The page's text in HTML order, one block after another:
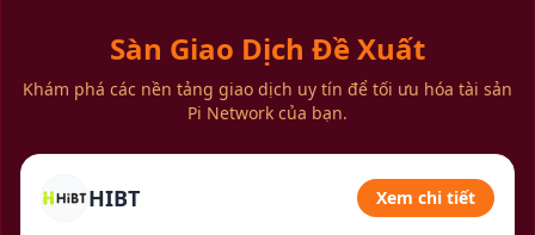
Sàn Giao Dịch Đề Xuất
Khám phá các nền tảng giao dịch uy tín để tối ưu hóa tài sản
Pi Network của bạn.
HIBT Xem chi tiết